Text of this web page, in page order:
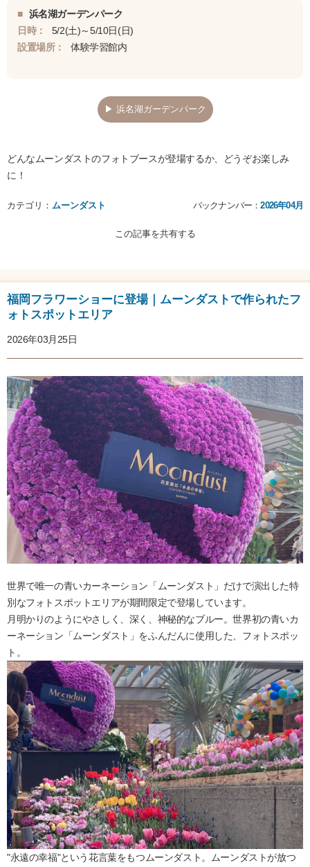
■ 浜名湖ガーデンパーク
日時：
5/2(土)～5/10日(日)
設置場所：
体験学習館内
▶ 浜名湖ガーデンパーク
どんなムーンダストのフォトブースが登場するか、どうぞお楽しみ
に！
カテゴリ： ムーンダスト バックナンバー：2026年04月
この記事を共有する
福岡フラワーショーに登場｜ムーンダストで作られたフ
ォトスポットエリア
2026年03月25日
世界で唯一の青いカーネーション「ムーンダスト」だけで演出した特
別なフォトスポットエリアが期間限定で登場しています。
月明かりのようにやさしく、深く、神秘的なブルー。世界初の青いカ
ーネーション「ムーンダスト」をふんだんに使用した、フォトスポッ
ト。
"永遠の幸福"という花言葉をもつムーンダスト。ムーンダストが放つ